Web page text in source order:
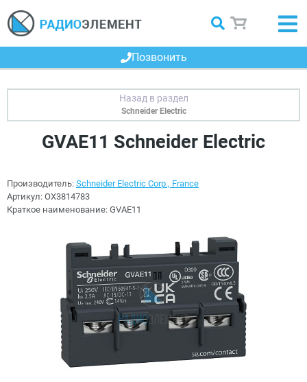
Позвонить
Schneider Electric
GVAE11 Schneider Electric
Производитель: Schneider Electric Corp., France
Артикул: OX3814783
Краткое наименование: GVAE11